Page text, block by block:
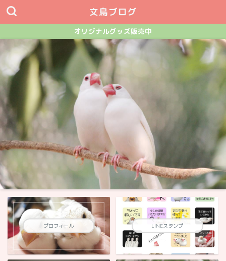
文鳥ブログ
オリジナルグッズ販売中
プロフィール LINEスタンプ